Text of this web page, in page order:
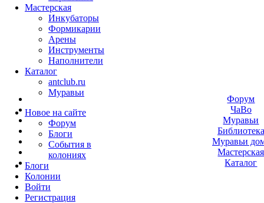
Мастерская
Инкубаторы
Формикарии
Арены
Инструменты
Наполнители
Каталог
antclub.ru
Муравьи
Новое на сайте
Форум
Блоги
События в
колониях
Блоги
Колонии
Войти
Peгиcтpaция
Форум
ЧаВо
Муравьи
Библиотека
Муравьи
Мастерская
Каталог